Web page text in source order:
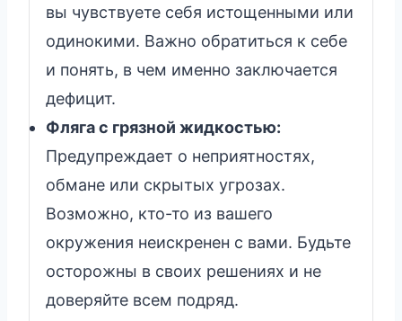
вы чувствуете себя истощенными или
одинокими. Важно обратиться к себе
и понять, в чем именно заключается
дефицит.
Фляга с грязной жидкостью:
Предупреждает о неприятностях,
обмане или скрытых угрозах.
Возможно, кто-то из вашего
окружения неискренен с вами. Будьте
осторожны в своих решениях и не
доверяйте всем подряд.